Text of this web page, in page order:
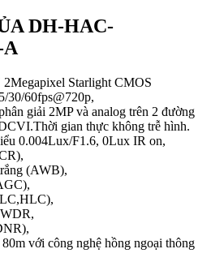
DH-HAC-
A
Starlight CMOS
30/60fps@720p,
giải 2MP và analog trên 2 đường
gian thực không trễ hình.
0.004Lux/F1.6, 0Lux IR on,
(AWB),
với công nghệ hồng ngoại thông